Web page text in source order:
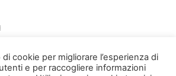
cookie per migliorare l’esperienza di
e per raccogliere informazioni